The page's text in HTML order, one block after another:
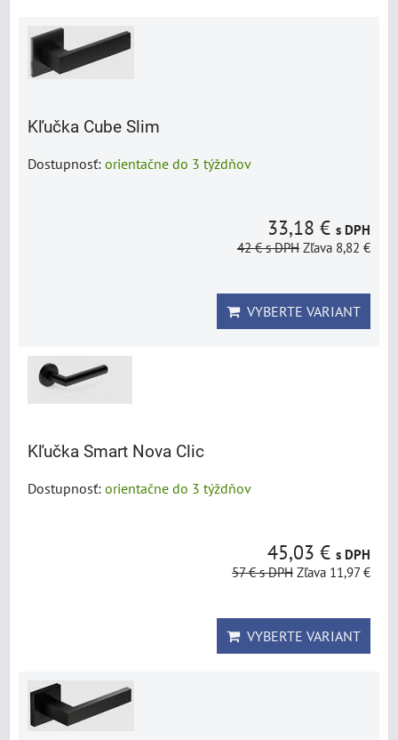
Kľučka Cube Slim
Dostupnosť: orientačne do 3 týždňov
33,18 € s DPH
42 €s DPH Zľava 8,82 €
VYBERTE VARIANT
Kľučka Smart Nova Clic
Dostupnosť: orientačne do 3 týždňov
45,03 € s DPH
57 €s DPH Zľava 11,97 €
VYBERTE VARIANT